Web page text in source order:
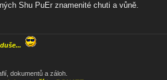
Shu PuEr znamenité chuti a vůně.
dokumentů a záloh.